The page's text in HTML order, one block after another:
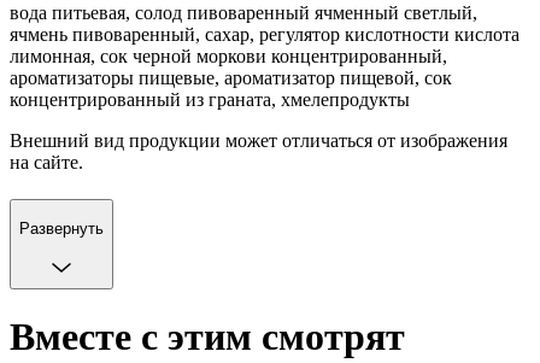
вода питьевая, солод пивоваренный ячменный светлый,
ячмень пивоваренный, сахар, регулятор кислотности кислота
лимонная, сок черной моркови концентрированный,
ароматизаторы пищевые, ароматизатор пищевой, сок
концентрированный из граната, хмелепродукты
Внешний вид продукции может отличаться от изображения
на сайте.
Развернуть
Вместе с этим смотрят